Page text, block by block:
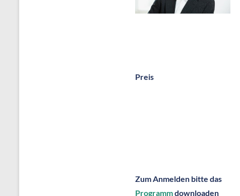
Preis
Zum Anmelden bitte das
Programmdownloaden